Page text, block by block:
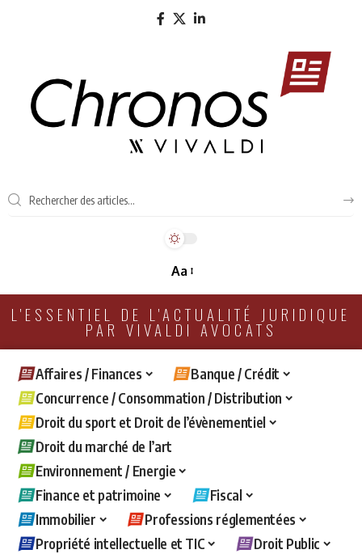
Aa
L'ESSENTIEL DE L'ACTUALITÉ JURIDIQUE
PAR VIVALDI AVOCATS
Affaires / Finances
Banque / Crédit
Concurrence / Consommation / Distribution
Droit du sport et Droit de l’évènementiel
Droit du marché de l’art
Environnement / Energie
Finance et patrimoine
Fiscal
Immobilier
Professions réglementées
Propriété intellectuelle et TIC
Droit Public